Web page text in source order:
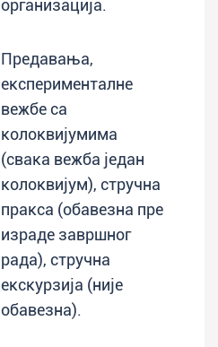
организација.
Предавања,
експерименталне
вежбе са
колоквијумима
(свака вежба један
колоквијум), стручна
пракса (обавезна пре
израде завршног
рада), стручна
екскурзија (није
обавезна).